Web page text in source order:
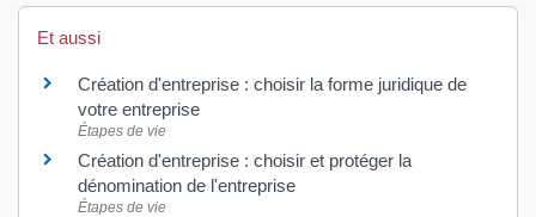
Et aussi
Création d'entreprise : choisir la forme juridique de
votre entreprise
Étapes de vie
Création d'entreprise : choisir et protéger la
dénomination de l'entreprise
Étapes de vie